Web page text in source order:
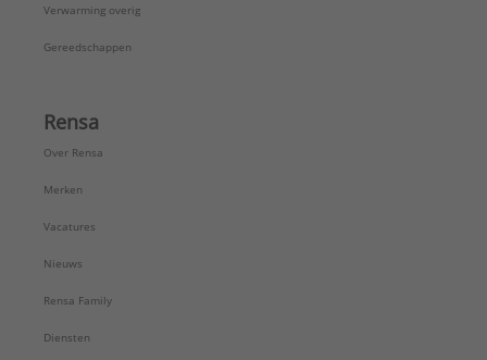
Verwarming overig
Gereedschappen
Rensa
Over Rensa
Merken
Vacatures
Nieuws
Rensa Family
Diensten